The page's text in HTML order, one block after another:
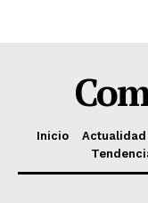
Inicio Actualidad